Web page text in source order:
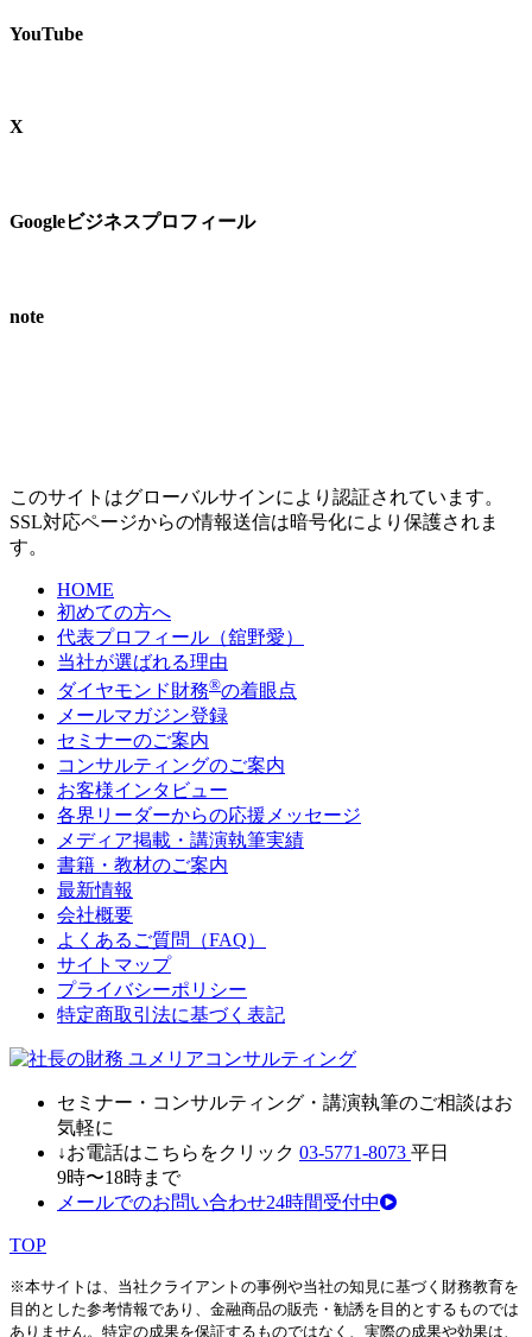
YouTube
X
Googleビジネスプロフィール
note
このサイトはグローバルサインにより認証されています。
SSL対応ページからの情報送信は暗号化により保護されま
す。
HOME
初めての方へ
代表プロフィール（舘野愛）
当社が選ばれる理由
ダイヤモンド財務®の着眼点
メールマガジン登録
セミナーのご案内
コンサルティングのご案内
お客様インタビュー
各界リーダーからの応援メッセージ
メディア掲載・講演執筆実績
書籍・教材のご案内
最新情報
会社概要
よくあるご質問（FAQ）
サイトマップ
プライバシーポリシー
特定商取引法に基づく表記
セミナー・ コンサルティング・ 講演執筆のご相談はお
気軽に
↓お電話はこちらをクリック 03-5771-8073 平日
9時〜18時まで
メールでのお問い合わせ24時間受付中
TOP
※本サイトは、当社クライアントの事例や当社の知見に基づく財務教育を
目的とした参考情報であり、金融商品の販売・勧誘を目的とするものでは
ありません。特定の成果を保証するものではなく、実際の成果や効果は、